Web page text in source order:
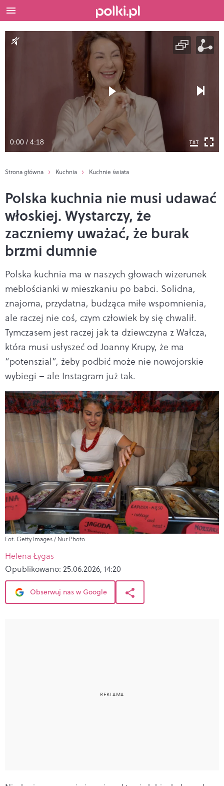
0:00 / 4:18
Strona główna Kuchnia Kuchnie świata
Polska kuchnia nie musi udawać
włoskiej. Wystarczy, że
zaczniemy uważać, że burak
brzmi dumnie
Polska kuchnia ma w naszych głowach wizerunek
meblościanki w mieszkaniu po babci. Solidna,
znajoma, przydatna, budząca miłe wspomnienia,
ale raczej nie coś, czym człowiek by się chwalił.
Tymczasem jest raczej jak ta dziewczyna z Wałcza,
która musi usłyszeć od Joanny Krupy, że ma
“potenszial”, żeby podbić może nie nowojorskie
wybiegi – ale Instagram już tak.
Fot. Getty Images / Nur Photo
Helena Łygas
Opublikowano: 25.06.2026, 14:20
Obserwuj nas w Google